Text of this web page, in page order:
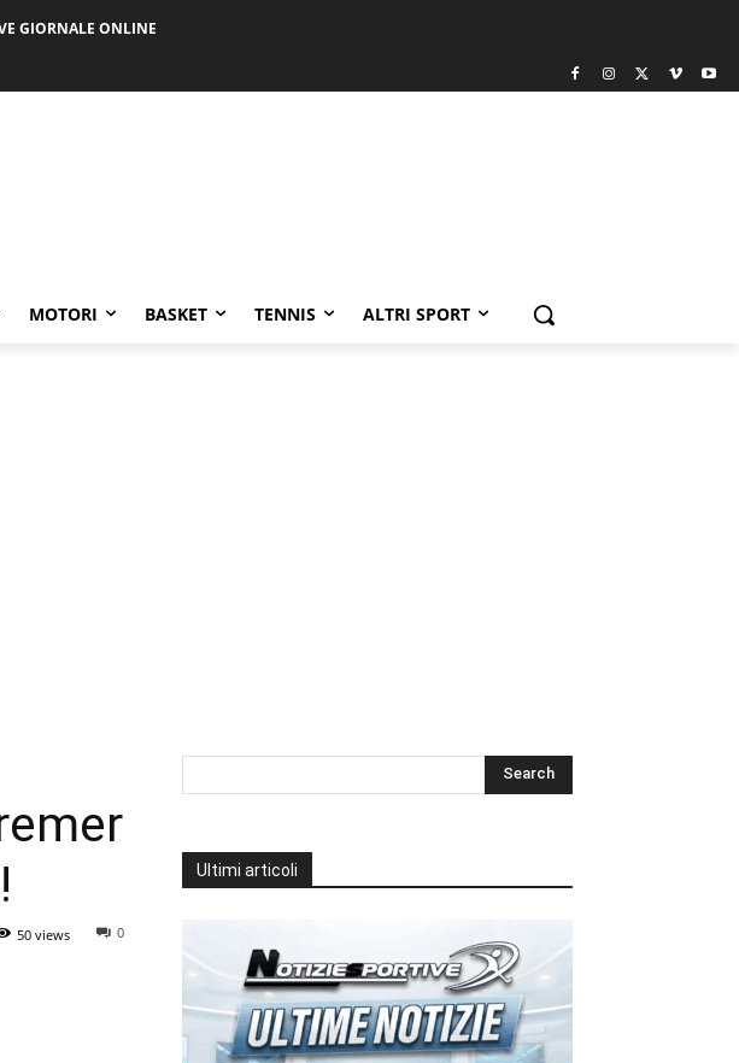
GIORNALE ONLINE
MOTORI BASKET TENNIS ALTRI SPORT
0
50 views
Ultimi articoli